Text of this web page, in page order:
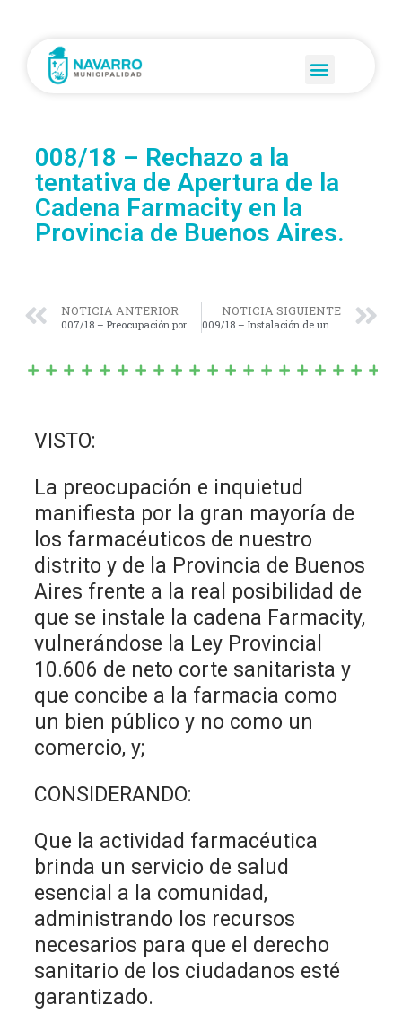
008/18 – Rechazo a la
tentativa de Apertura de la
Cadena Farmacity en la
Provincia de Buenos Aires.
NOTICIA ANTERIOR
007/18 – Preocupación por el aumento de los Costos en los Servicios de Luz; Gas; Agua; Cloacas y Tasas Municipal de Alumbrado Público.-
NOTICIA SIGUIENTE
009/18 – Instalación de un Mástil en el interior del H. C. Deliberante de Navarro.-
VISTO:
La preocupación e inquietud
manifiesta por la gran mayoría de
los farmacéuticos de nuestro
distrito y de la Provincia de Buenos
Aires frente a la real posibilidad de
que se instale la cadena Farmacity,
vulnerándose la Ley Provincial
10.606 de neto corte sanitarista y
que concibe a la farmacia como
un bien público y no como un
comercio, y;
CONSIDERANDO:
Que la actividad farmacéutica
brinda un servicio de salud
esencial a la comunidad,
administrando los recursos
necesarios para que el derecho
sanitario de los ciudadanos esté
garantizado.